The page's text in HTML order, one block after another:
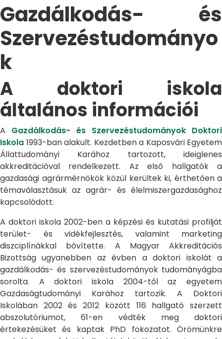
Gazdálkodás- és
Szervezéstudományo
k
A doktori iskola
általános információi
A Gazdálkodás- és Szervezéstudományok Doktori
Iskola 1993-ban alakult. Kezdetben a Kaposvári Egyetem
Állattudományi Karához tartozott, ideiglenes
akkreditációval rendelkezett. Az első hallgatók a
gazdasági agrármérnökök közül kerültek ki, érthetően a
témaválasztásuk az agrár- és élelmiszergazdasághoz
kapcsolódott.
A doktori iskola 2002-ben a képzési és kutatási profilját
terület- és vidékfejlesztés, valamint marketing
diszciplínákkal bővítette. A Magyar Akkreditációs
Bizottság ugyanebben az évben a doktori iskolát a
gazdálkodás- és szervezéstudományok tudományágba
sorolta. A doktori iskola 2004-től az egyetem
Gazdaságtudományi Karához tartozik. A Doktori
Iskolában 2002 és 2012 között 116 hallgató szerzett
abszolutóriumot, 61-en védték meg doktori
értekezésüket és kaptak PhD fokozatot. Örömünkre